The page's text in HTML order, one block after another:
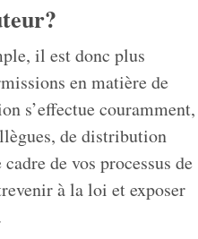
il est donc plus
en matière de
s’effectue couramment,
de distribution
de vos processus de
à la loi et exposer